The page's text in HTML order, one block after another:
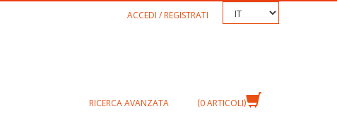
ACCEDI / REGISTRATI
RICERCA AVANZATA 0ARTICOLI